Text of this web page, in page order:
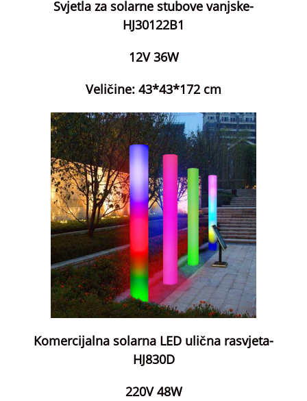
Svjetla za solarne stubove vanjske-
HJ30122B1
12V 36W
Veličine: 43*43*172 cm
Komercijalna solarna LED ulična rasvjeta-
HJ830D
220V 48W